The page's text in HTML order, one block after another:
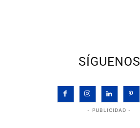
SÍGUENOS
- PUBLICIDAD -